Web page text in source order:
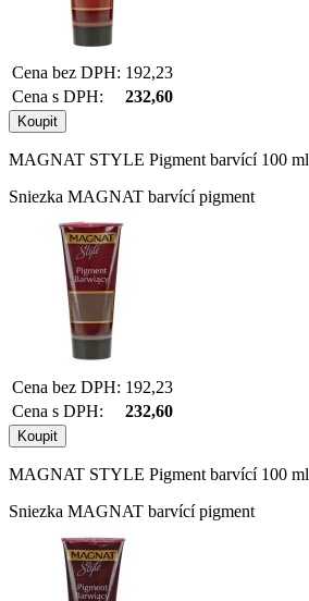
Cena bez DPH: 192,23
Cena s DPH:
232,60
MAGNAT STYLE Pigment barvící 100 ml
Sniezka MAGNAT barvící pigment
Cena bez DPH: 192,23
Cena s DPH:
232,60
MAGNAT STYLE Pigment barvící 100 ml
Sniezka MAGNAT barvící pigment